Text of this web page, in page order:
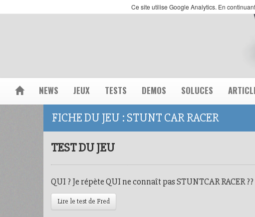
Ce site utilise Google Analytics. En
NEWS JEUX TESTS DEMOS SOLUCES
FICHE DU JEU : STUNT CAR RACER
TEST DU JEU
QUI ? Je répète QUI ne connaît pas STUNTCAR RACER
Lire le test de Fred